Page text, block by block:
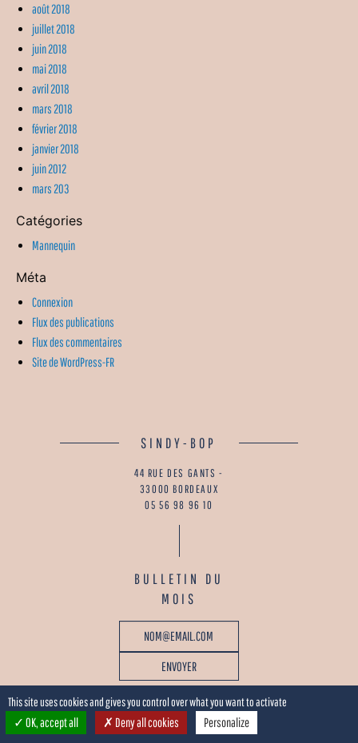
août 2018
juillet 2018
juin 2018
mai 2018
avril 2018
mars 2018
février 2018
janvier 2018
juin 2012
mars 203
Catégories
Mannequin
Méta
Connexion
Flux des publications
Flux des commentaires
Site de WordPress-FR
SINDY-BOP
44 RUE DES GANTS -
33000 BORDEAUX
05 56 98 96 10
BULLETIN DU
MOIS
This site uses cookies and gives you control over what you want to activate
OK, accept all Deny all cookies Personalize